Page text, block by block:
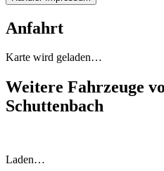
Anfahrt
Karte wird geladen…
Weitere Fahrzeuge
Schuttenbach
Laden…